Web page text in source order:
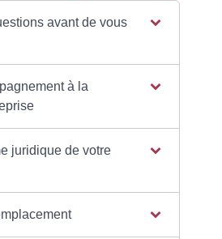
avant de vous
à la
juridique de votre